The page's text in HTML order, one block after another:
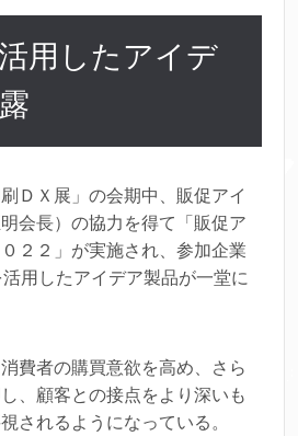
用したアイデ
ＤＸ展」の会期中、販促アイ
会長）の協力を得て「販促ア
２２」が実施され、参加企業
用したアイデア製品が一堂に
費者の購買意欲を高め、さら
、顧客との接点をより深いも
されるようになっている。